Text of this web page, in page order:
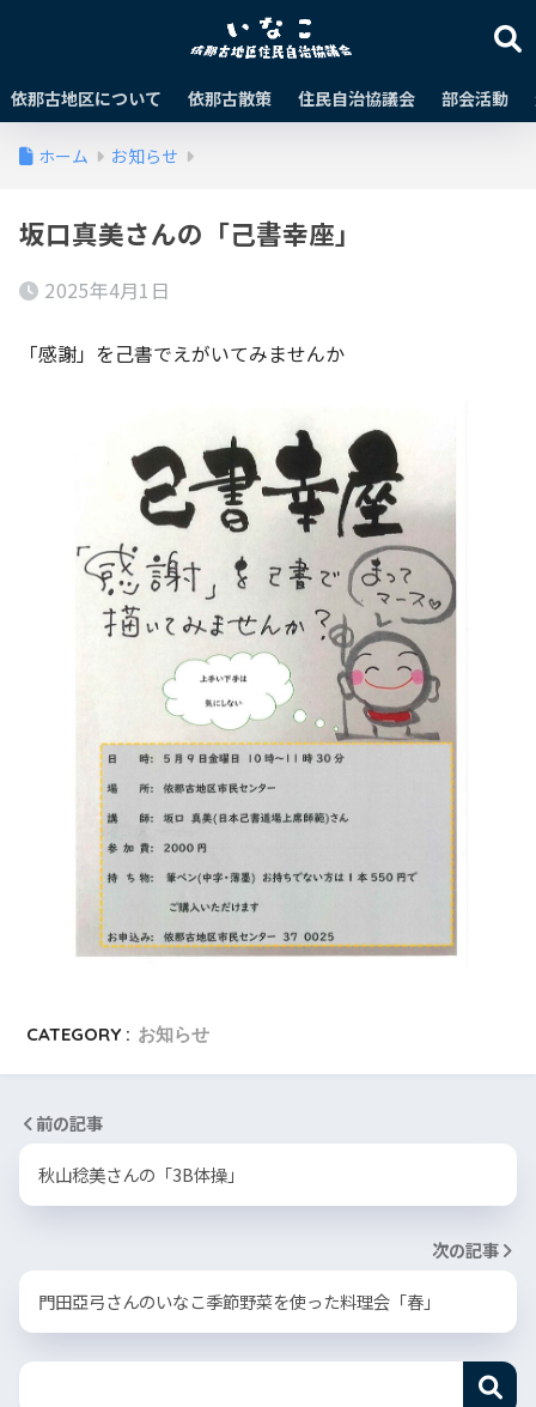
依那古地区について 依那古散策 住民自治協議会 部会活動
ホーム お知らせ
坂口真美さんの「己書幸座」
2025年4月1日
「感謝」を己書でえがいてみませんか
CATEGORY : お知らせ
前の記事
秋山稔美さんの「3B体操」
次の記事
門田亞弓さんのいなこ季節野菜を使った料理会「春」